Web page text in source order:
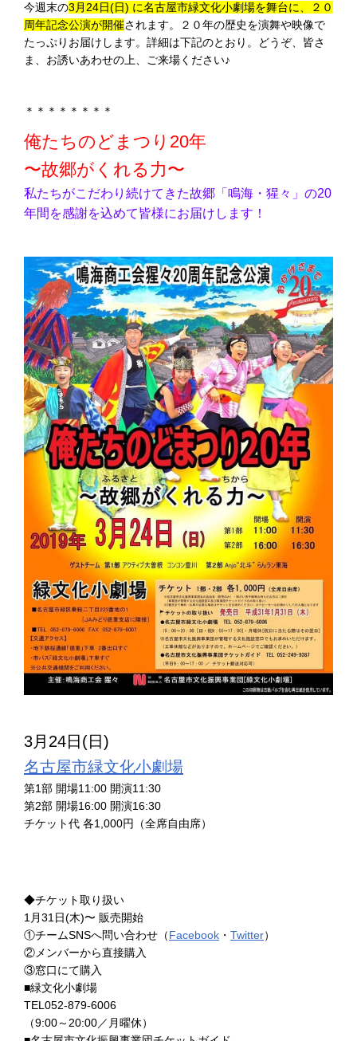
今週末の3月24日(日) に名古屋市緑文化小劇場を舞台に、２０
周年記念公演が開催されます。２０年の歴史を演舞や映像で
たっぷりお届けします。詳細は下記のとおり。どうぞ、皆さ
ま、お誘いあわせの上、ご来場ください♪
＊＊＊＊＊＊＊＊
俺たちのどまつり20年
〜故郷がくれる力〜
私たちがこだわり続けてきた故郷「鳴海・猩々」の20
年間を感謝を込めて皆様にお届けします！
3月24日(日)
名古屋市緑文化小劇場
第1部 開場11:00 開演11:30
第2部 開場16:00 開演16:30
チケット代 各1,000円（全席自由席）
◆チケット取り扱い
1月31日(木)〜 販売開始
①チームSNSへ問い合わせ（Facebook ・ Twitter）
②メンバーから直接購入
③窓口にて購入
■緑文化小劇場
TEL052-879-6006
（9:00～20:00／月曜休）